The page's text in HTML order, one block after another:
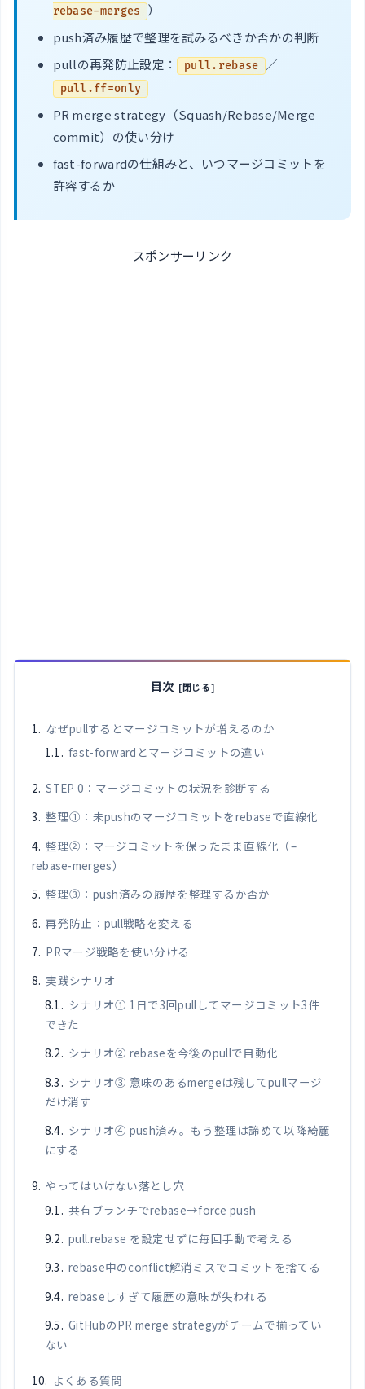
rebase-merges
）
push済み履歴で整理を試みるべきか否かの判断
pullの再発防止設定：
pull.rebase ／
pull.ff=only
PR merge strategy（Squash/Rebase/Merge
commit）の使い分け
fast-forwardの仕組みと、いつマージコミットを
許容するか
スポンサーリンク
目次
なぜpullするとマージコミットが増えるのか
fast-forwardとマージコミットの違い
STEP 0：マージコミットの状況を診断する
整理①：未pushのマージコミットをrebaseで直線化
整理②：マージコミットを保ったまま直線化（–
rebase-merges）
整理③：push済みの履歴を整理するか否か
再発防止：pull戦略を変える
PRマージ戦略を使い分ける
実践シナリオ
シナリオ① 1日で3回pullしてマージコミット3件
できた
シナリオ② rebaseを今後のpullで自動化
シナリオ③ 意味のあるmergeは残してpullマージ
だけ消す
シナリオ④ push済み。もう整理は諦めて以降綺麗
にする
やってはいけない落とし穴
共有ブランチでrebase→force push
pull.rebase を設定せずに毎回手動で考える
rebase中のconflict解消ミスでコミットを捨てる
rebaseしすぎて履歴の意味が失われる
GitHubのPR merge strategyがチームで揃ってい
ない
よくある質問